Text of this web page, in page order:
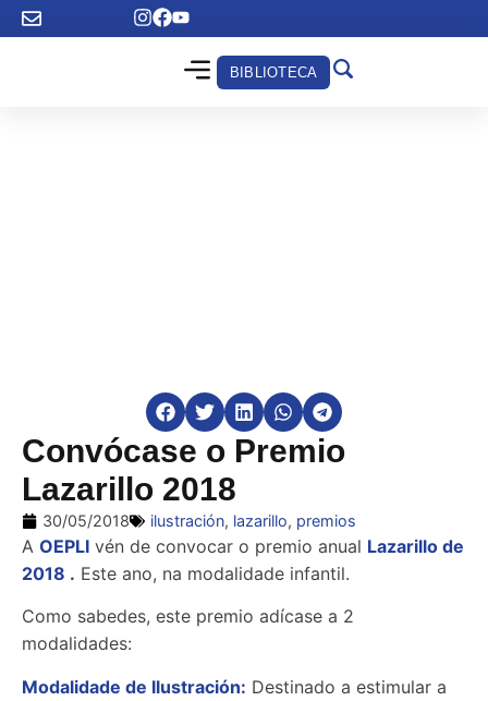
BIBLIOTECA
Convócase o Premio
Lazarillo 2018
30/05/2018 ilustración, lazarillo, premios
A OEPLI vén de convocar o premio anual Lazarillo de
2018 . Este ano, na modalidade infantil.
Como sabedes, este premio adícase a 2
modalidades:
Modalidade de Ilustración: Destinado a estimular a